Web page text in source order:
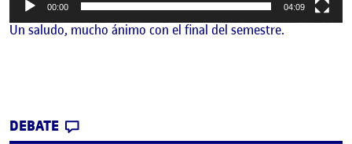
00:00 04:09
Un saludo, mucho ánimo con el final del semestre.
DEBATE